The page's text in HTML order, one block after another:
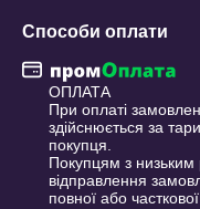
Способи оплати
ОПЛАТА
При оплаті
здійснюється за
покупця.
Покупцям з низьким
відправлення
повної або